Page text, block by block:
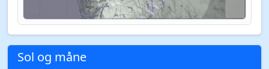
Sol og måne